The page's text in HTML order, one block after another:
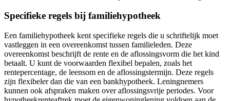
Specifieke regels bij familiehypotheek
Een familiehypotheek kent specifieke regels die u schriftelijk moet
vastleggen in een overeenkomst tussen familieleden. Deze
overeenkomst beschrijft de rente en de aflossingsvorm die het kind
betaalt. U kunt de voorwaarden flexibel bepalen, zoals het
rentepercentage, de leensom en de aflossingstermijn. Deze regels
zijn flexibeler dan die van een bankhypotheek. Leningnemers
kunnen ook afspraken maken over aflossingsvrije periodes. Voor